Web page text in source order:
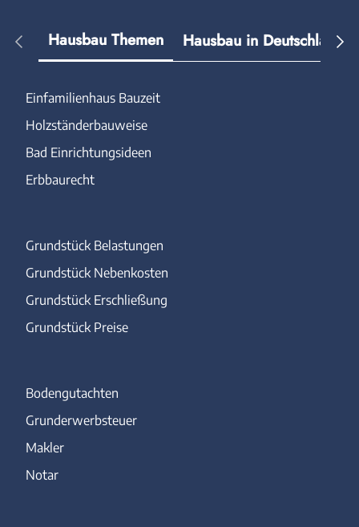
Hausbau Themen Hausbau in Deutschland
Einfamilienhaus Bauzeit
Holzständerbauweise
Bad Einrichtungsideen
Erbbaurecht
Grundstück Belastungen
Grundstück Nebenkosten
Grundstück Erschließung
Grundstück Preise
Bodengutachten
Grunderwerbsteuer
Makler
Notar